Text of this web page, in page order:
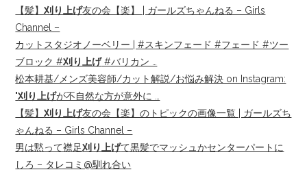
【髪】刈り上げ友の会【楽】 | ガールズちゃんねる – Girls
Channel –
カットスタジオノーベリー | #スキンフェード #フェード #ツー
ブロック #刈り上げ#バリカン …
松本耕基/メンズ美容師/カット解説/お悩み解決 on Instagram:
"刈り上げが不自然な方が意外に …
【髪】刈り上げ友の会【楽】のトピックの画像一覧 | ガールズち
ゃんねる – Girls Channel –
男は黙って襟足刈り上げて黒髪でマッシュかセンターパートに
しろ – タレコミ@馴れ合い